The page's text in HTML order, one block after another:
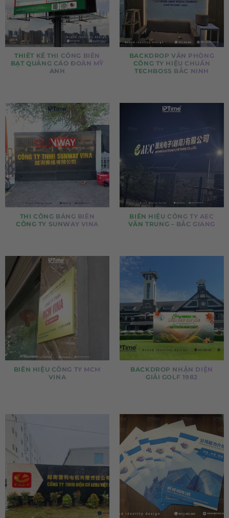
THIẾT KẾ THI CÔNG BIỂN
BẠT QUẢNG CÁO ĐOÀN MỸ
ANH
BACKDROP VĂN PHÒNG
CÔNG TY HIỆU CHUẨN
TECHBOSS BẮC NINH
THI CÔNG BẢNG BIỂN
CÔNG TY SUNWAY VINA
BIỂN HIỆU CÔNG TY AEC
VÂN TRUNG – BẮC GIANG
BIỂN HIỆU CÔNG TY MCM
VINA
BACKDROP NHẬN DIỆN
GIẢI GOLF 1982